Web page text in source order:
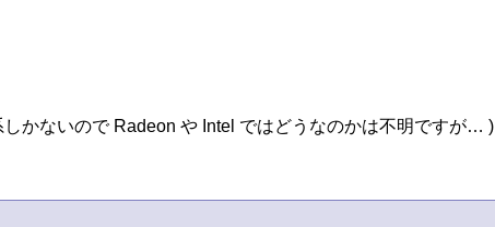
かないので Radeon や Intel ではどうなのかは不明ですが… )